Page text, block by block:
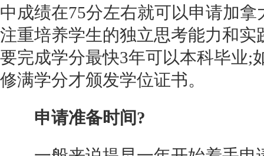
中成绩在75分左右就可以申请加
注重培养学生的独立思考能力和
要完成学分最快3年可以本科毕业;
修满学分才颁发学位证书。
申请准备时间?